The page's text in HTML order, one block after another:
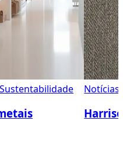
Sustentabilidade Notícias